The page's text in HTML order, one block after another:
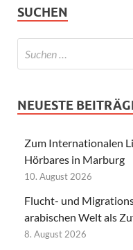
SUCHEN
NEUESTE
Zum Internationalen
Hörbares in Marburg
10. August 2026
Flucht- und
arabischen Welt als
8. August 2026